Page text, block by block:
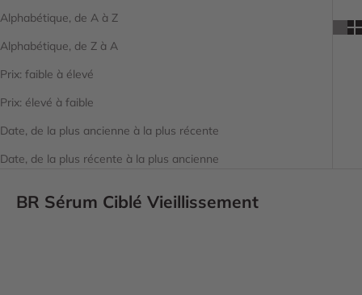
Alphabétique, de A à Z
Alphabétique, de Z à A
Prix: faible à élevé
Prix: élevé à faible
Date, de la plus ancienne à la plus récente
Date, de la plus récente à la plus ancienne
BR Sérum Ciblé Vieillissement